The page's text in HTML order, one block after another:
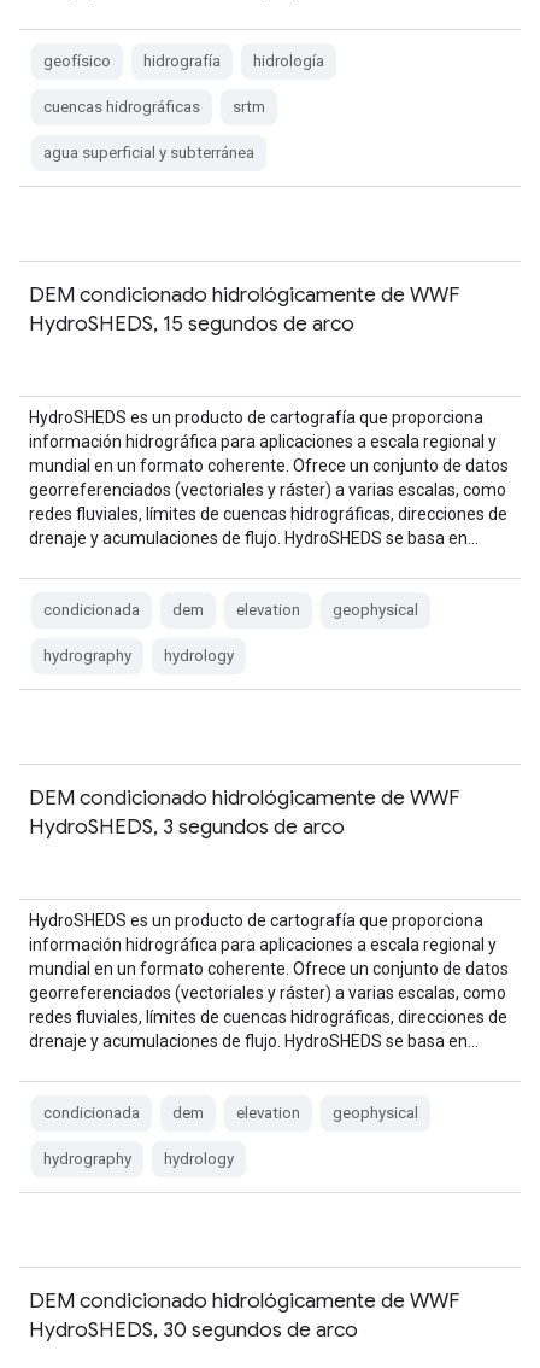
geofísico hidrografía hidrología
cuencas hidrográficas srtm
agua superficial y subterránea
DEM condicionado hidrológicamente de WWF
HydroSHEDS, 15 segundos de arco
HydroSHEDS es un producto de cartografía que proporciona
información hidrográfica para aplicaciones a escala regional y
mundial en un formato coherente. Ofrece un conjunto de datos
georreferenciados (vectoriales y ráster) a varias escalas, como
redes fluviales, límites de cuencas hidrográficas, direcciones de
drenaje y acumulaciones de flujo. HydroSHEDS se basa en…
condicionada dem elevation geophysical
hydrography hydrology
DEM condicionado hidrológicamente de WWF
HydroSHEDS, 3 segundos de arco
HydroSHEDS es un producto de cartografía que proporciona
información hidrográfica para aplicaciones a escala regional y
mundial en un formato coherente. Ofrece un conjunto de datos
georreferenciados (vectoriales y ráster) a varias escalas, como
redes fluviales, límites de cuencas hidrográficas, direcciones de
drenaje y acumulaciones de flujo. HydroSHEDS se basa en…
condicionada dem elevation geophysical
hydrography hydrology
DEM condicionado hidrológicamente de WWF
HydroSHEDS, 30 segundos de arco